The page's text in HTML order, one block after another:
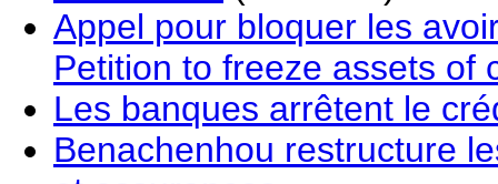
Appel pour bloquer les
Petition to freeze assets of
Les banques arrêtent le
Benachenhou restructure